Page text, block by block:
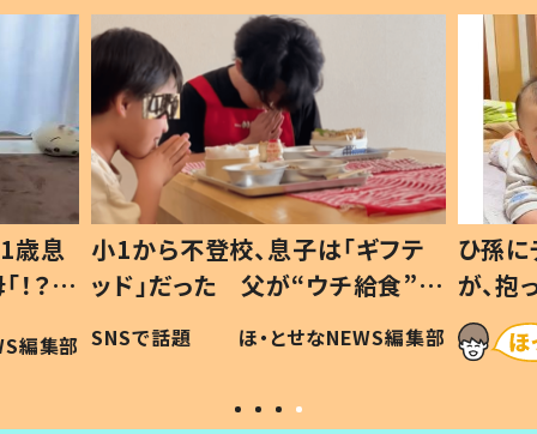
歳息
？」
編集部
小1から不登校、息子は「ギフテ
ッド」だった 父が“ウチ給食”を
作り続ける理由とは #令和の親
#令和の子
SNSで話題 ほ・とせなNEWS編集部
ひ孫
が、
「涙が
い」